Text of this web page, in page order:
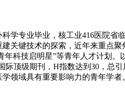
学专业毕业，核工业416医院
关键技术的探索，近年来重点
科技启明星”等青年人才计划。
国际顶级期刊，H指数达到30，
领域具有重要影响力的青年学者